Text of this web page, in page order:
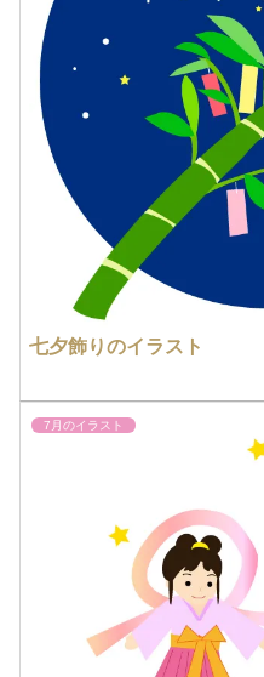
七夕飾りのイラスト
7月のイラスト